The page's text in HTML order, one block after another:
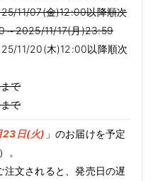
11/07(金)12:00以降順次
～2025/11/17(月)23:59
11/20(木)12:00以降順次
で
で
日(火) 」のお届けを予定
。
文されると、発売日の遅